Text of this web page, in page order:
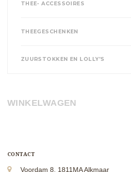
THEE- ACCESSOIRES
THEEGESCHENKEN
ZUURSTOKKEN EN LOLLY'S
WINKELWAGEN
CONTACT
Voordam 8, 1811MA Alkmaar